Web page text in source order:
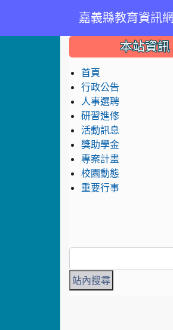
嘉義縣教育資訊網
::: 本站資訊
首頁
行政公告
人事選聘
研習進修
活動訊息
獎助學金
專案計畫
校園動態
重要行事